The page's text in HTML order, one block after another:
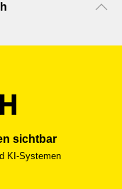
sichtbar
KI-Systemen